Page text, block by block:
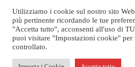
Utilizziamo i cookie sul nostro sito
più pertinente ricordando le tue
"Accetta tutto", acconsenti all'uso di
puoi visitare "Impostazioni cookie" per
controllato.